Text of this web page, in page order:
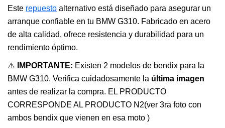
Este repuesto alternativo está diseñado para asegurar un
arranque confiable en tu BMW G310. Fabricado en acero
de alta calidad, ofrece resistencia y durabilidad para un
rendimiento óptimo.
⚠️ IMPORTANTE: Existen 2 modelos de bendix para la
BMW G310. Verifica cuidadosamente la última imagen
antes de realizar la compra. EL PRODUCTO
CORRESPONDE AL PRODUCTO N2(ver 3ra foto con
ambos bendix que vienen en esa moto )